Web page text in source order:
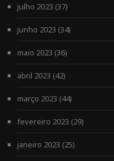
julho 2023 (37)
junho 2023 (34)
maio 2023 (36)
abril 2023 (42)
março 2023 (44)
fevereiro 2023 (29)
janeiro 2023 (25)